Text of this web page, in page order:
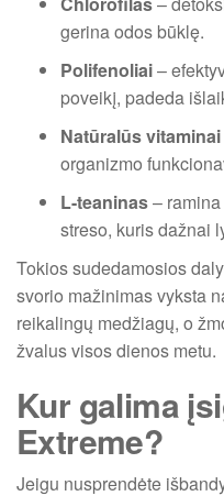
gerina odos būklę.
Polifenoliai–
poveikį, padeda
Natūralūs
organizmo
L-teaninas–
streso, kuris dažnai
Tokios sudedamosios
svorio mažinimas vyksta
reikalingų medžiagų, o
žvalus visos dienos metu.
Kur galima
Extreme?
Jeigu nusprendėte